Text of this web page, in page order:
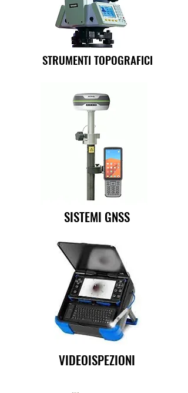
STRUMENTI TOPOGRAFICI
SISTEMI GNSS
VIDEOISPEZIONI